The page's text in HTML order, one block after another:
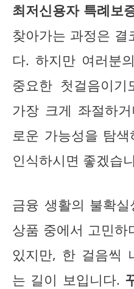
최저신용자 특례보
찾아가는 과정은 결
다. 하지만 여러분
중요한 첫걸음이
가장 크게 좌절하
로운 가능성을 탐색
인식하시면 좋겠습
금융 생활의 불확
상품 중에서 고민하
있지만, 한 걸음씩
는 길이 보입니다.